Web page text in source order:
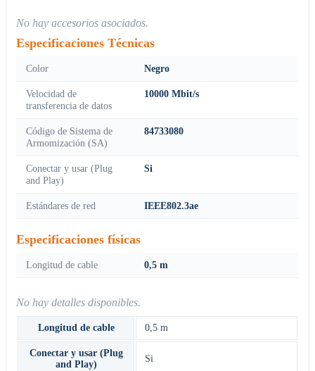
No hay accesorios asociados.
Especificaciones Técnicas
Color Negro
Velocidad de
transferencia de datos
10000 Mbit/s
Código de Sistema de
Armomización (SA)
84733080
Conectar y usar (Plug
and Play)
Si
Estándares de red IEEE802.3ae
Especificaciones físicas
Longitud de cable 0,5 m
No hay detalles disponibles.
Longitud de cable 0,5 m
Conectar y usar (Plug
and Play)
Si